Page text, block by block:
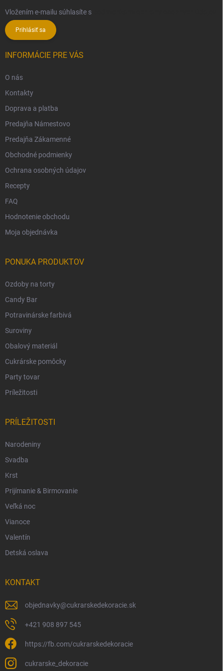
Vložením e-mailu súhlasíte s
Prihlásiť sa
INFORMÁCIE PRE VÁS
O nás
Kontakty
Doprava a platba
Predajňa Námestovo
Predajňa Zákamenné
Obchodné podmienky
Ochrana osobných údajov
Recepty
FAQ
Hodnotenie obchodu
Moja objednávka
PONUKA PRODUKTOV
Ozdoby na torty
Candy Bar
Potravinárske farbivá
Suroviny
Obalový materiál
Cukrárske pomôcky
Party tovar
Príležitosti
PRÍLEŽITOSTI
Narodeniny
Svadba
Krst
Prijímanie & Birmovanie
Veľká noc
Vianoce
Valentín
Detská oslava
KONTAKT
objednavky@cukrarskedekoracie.sk
+421 908 897 545
https://fb.com/cukrarskedekoracie
cukrarske_dekoracie